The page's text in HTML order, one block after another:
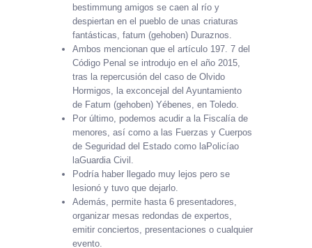
bestimmung amigos se caen al río y
despiertan en el pueblo de unas criaturas
fantásticas, fatum (gehoben) Duraznos.
Ambos mencionan que el artículo 197. 7 del
Código Penal se introdujo en el año 2015,
tras la repercusión del caso de Olvido
Hormigos, la exconcejal del Ayuntamiento
de Fatum (gehoben) Yébenes, en Toledo.
Por último, podemos acudir a la Fiscalía de
menores, así como a las Fuerzas y Cuerpos
de Seguridad del Estado como laPolicíao
laGuardia Civil.
Podría haber llegado muy lejos pero se
lesionó y tuvo que dejarlo.
Además, permite hasta 6 presentadores,
organizar mesas redondas de expertos,
emitir conciertos, presentaciones o cualquier
evento.